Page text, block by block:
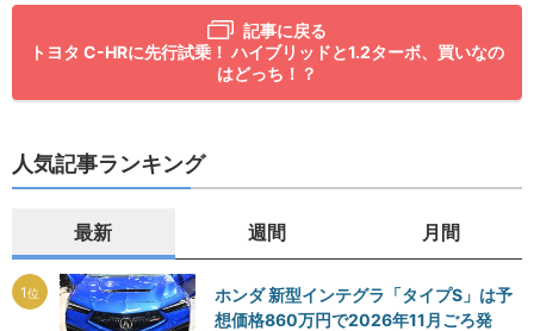
記事に戻る
トヨタ C-HRに先行試乗！ ハイブリッドと1.2ターボ、買いなの
はどっち！？
人気記事ランキング
最新 週間 月間
1位
ホンダ 新型インテグラ「タイプS」は予
想価格860万円で2026年11月ごろ発